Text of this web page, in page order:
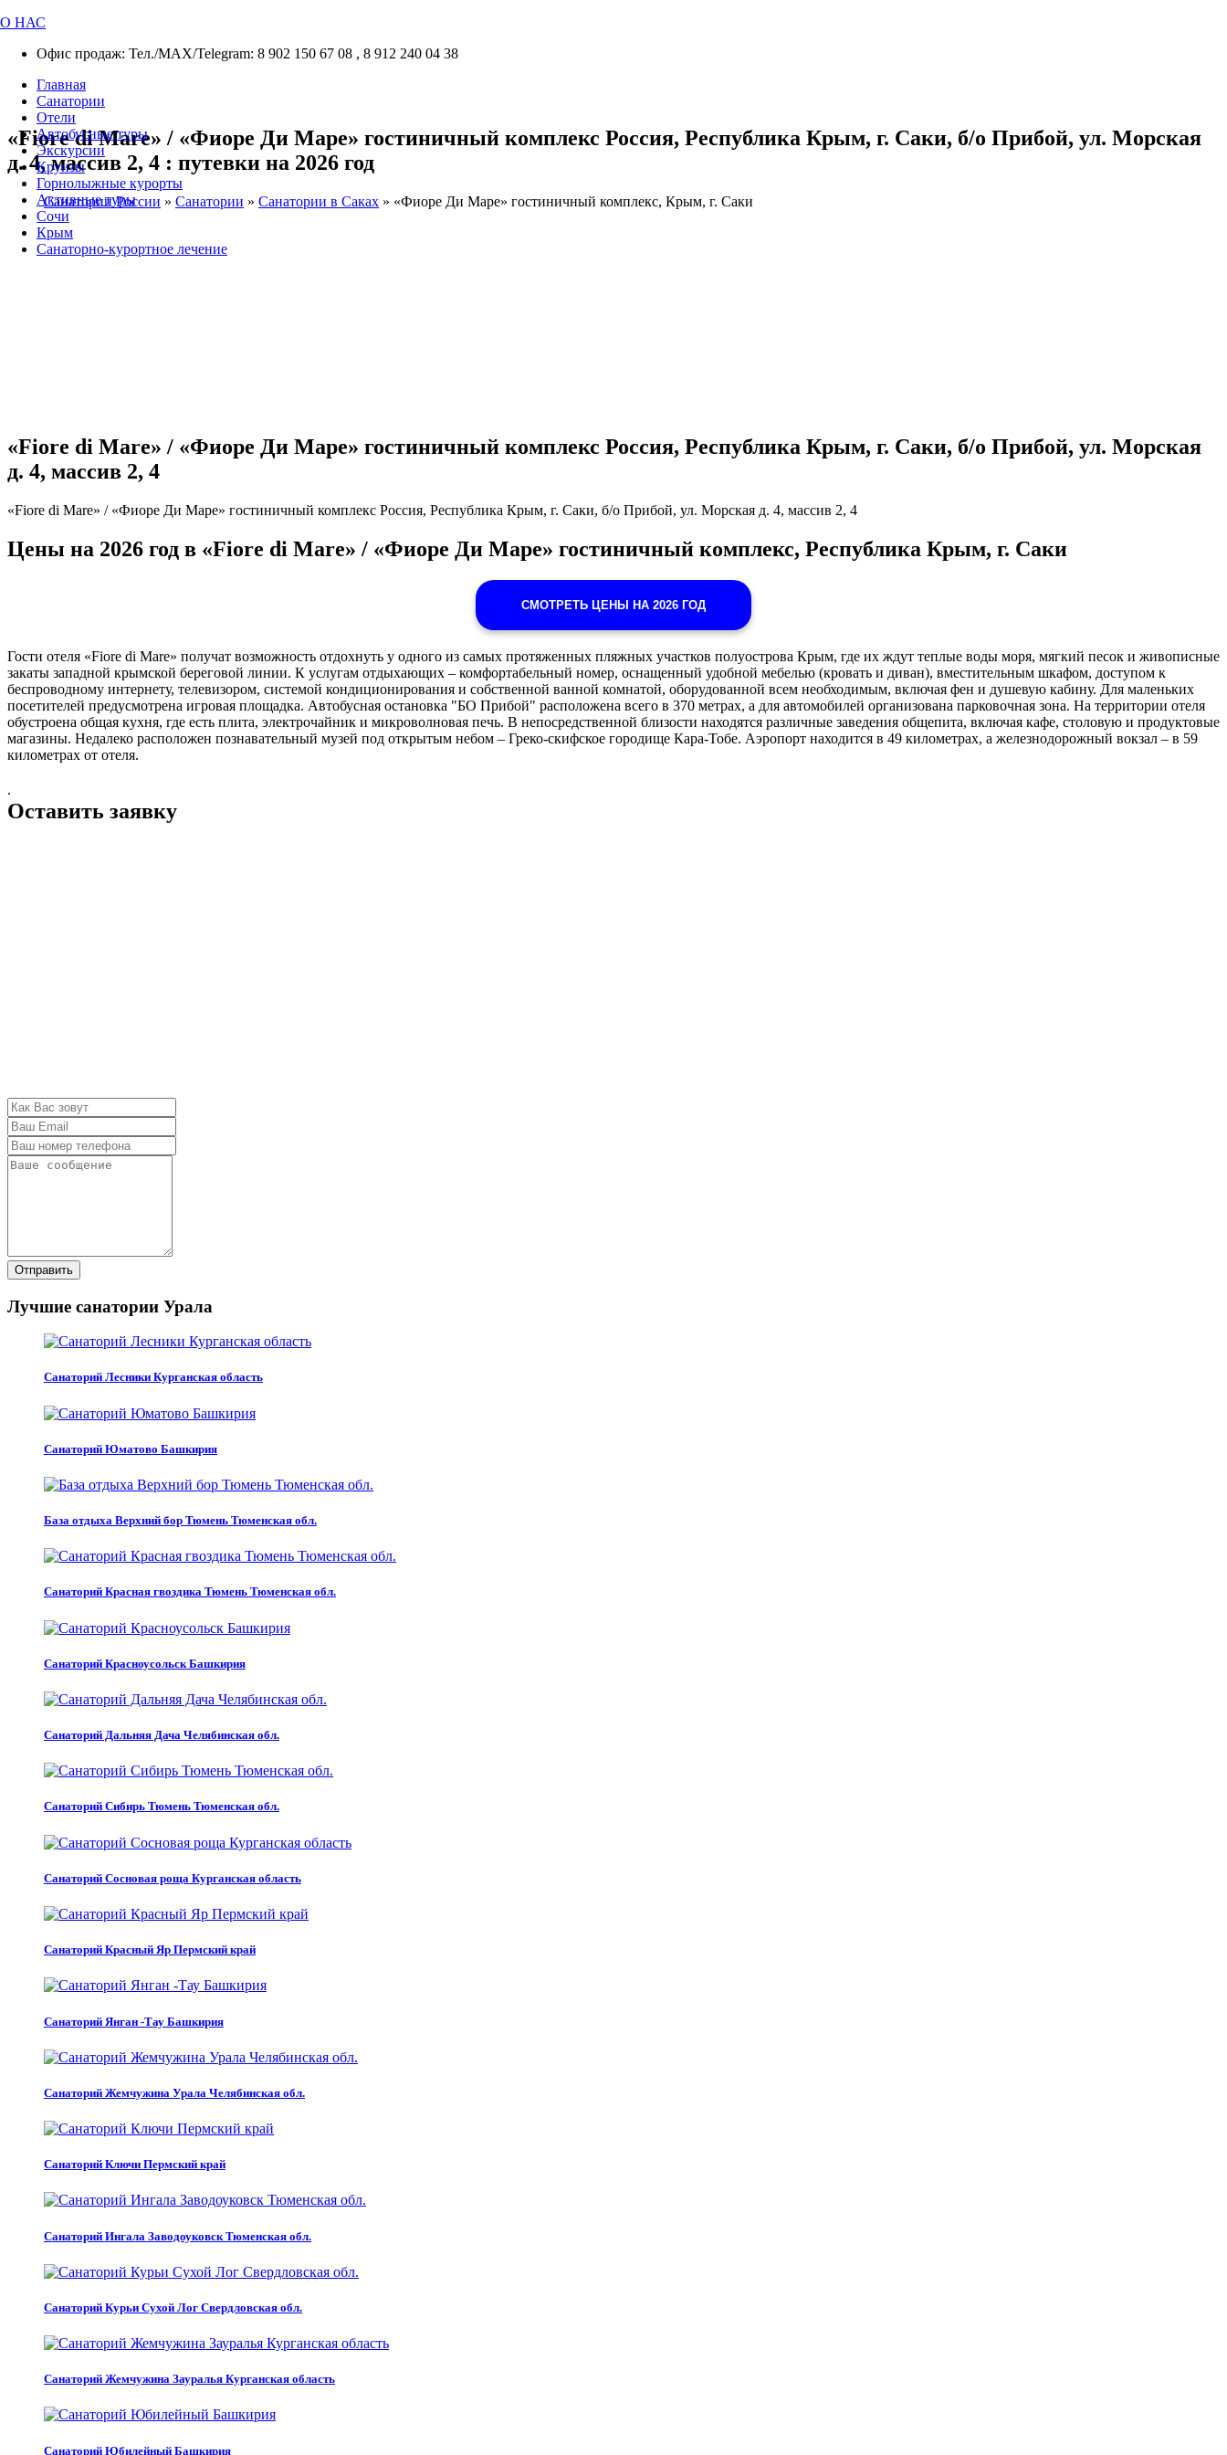
О НАС
Офис продаж: Тел./МАХ/Telegram: 8 902 150 67 08 , 8 912 240 04 38
Главная
Санатории
Отели
Автобусные туры
Экскурсии
Круизы
Горнолыжные курорты
Активные туры
Сочи
Крым
Санаторно-курортное лечение
«Fiore di Mare» / «Фиоре Ди Маре» гостиничный комплекс Россия, Республика Крым, г. Саки, б/о Прибой, ул. Морская
д. 4, массив 2, 4 : путевки на 2026 год
Санатории России » Санатории » Санатории в Саках » «Фиоре Ди Маре» гостиничный комплекс, Крым, г. Саки
«Fiore di Mare» / «Фиоре Ди Маре» гостиничный комплекс Россия, Республика Крым, г. Саки, б/о Прибой, ул. Морская
д. 4, массив 2, 4
«Fiore di Mare» / «Фиоре Ди Маре» гостиничный комплекс Россия, Республика Крым, г. Саки, б/о Прибой, ул. Морская д. 4, массив 2, 4
Цены на 2026 год в «Fiore di Mare» / «Фиоре Ди Маре» гостиничный комплекс, Республика Крым, г. Саки
СМОТРЕТЬ ЦЕНЫ НА 2026 ГОД
Гости отеля «Fiore di Mare» получат возможность отдохнуть у одного из самых протяженных пляжных участков полуострова Крым, где их ждут теплые воды моря, мягкий песок и живописные
закаты западной крымской береговой линии. К услугам отдыхающих – комфортабельный номер, оснащенный удобной мебелью (кровать и диван), вместительным шкафом, доступом к
беспроводному интернету, телевизором, системой кондиционирования и собственной ванной комнатой, оборудованной всем необходимым, включая фен и душевую кабину. Для маленьких
посетителей предусмотрена игровая площадка. Автобусная остановка "БО Прибой" расположена всего в 370 метрах, а для автомобилей организована парковочная зона. На территории отеля
обустроена общая кухня, где есть плита, электрочайник и микроволновая печь. В непосредственной близости находятся различные заведения общепита, включая кафе, столовую и продуктовые
магазины. Недалеко расположен познавательный музей под открытым небом – Греко-скифское городище Кара-Тобе. Аэропорт находится в 49 километрах, а железнодорожный вокзал – в 59
километрах от отеля.
.
Оставить заявку
Отправить
Лучшие санатории Урала
Санаторий Лесники Курганская область
Санаторий Юматово Башкирия
База отдыха Верхний бор Тюмень Тюменская обл.
Санаторий Красная гвоздика Тюмень Тюменская обл.
Санаторий Красноусольск Башкирия
Санаторий Дальняя Дача Челябинская обл.
Санаторий Сибирь Тюмень Тюменская обл.
Санаторий Сосновая роща Курганская область
Санаторий Красный Яр Пермский край
Санаторий Янган -Тау Башкирия
Санаторий Жемчужина Урала Челябинская обл.
Санаторий Ключи Пермский край
Санаторий Ингала Заводоуковск Тюменская обл.
Санаторий Курьи Сухой Лог Свердловская обл.
Санаторий Жемчужина Зауралья Курганская область
Санаторий Юбилейный Башкирия